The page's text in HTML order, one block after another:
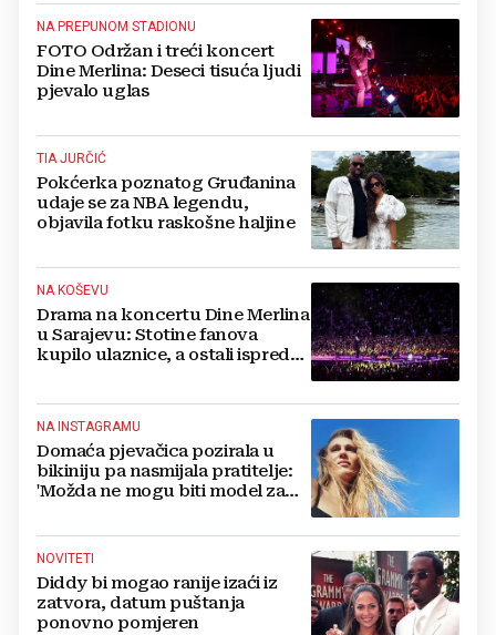
NA PREPUNOM STADIONU
FOTO Održan i treći koncert
Dine Merlina: Deseci tisuća ljudi
pjevalo uglas
TIA JURČIĆ
Pokćerka poznatog Gruđanina
udaje se za NBA legendu,
objavila fotku raskošne haljine
NA KOŠEVU
Drama na koncertu Dine Merlina
u Sarajevu: Stotine fanova
kupilo ulaznice, a ostali ispred
NA INSTAGRAMU
Domaća pjevačica pozirala u
bikiniju pa nasmijala pratitelje:
'Možda ne mogu biti model za
stvorena'
NOVITETI
Diddy bi mogao ranije izaći iz
zatvora, datum puštanja
ponovno pomjeren